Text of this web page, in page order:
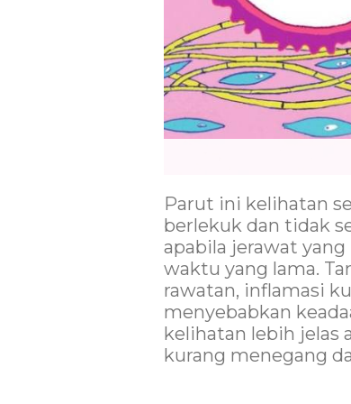
Parut ini kelihatan
berlekuk dan tidak
apabila jerawat
waktu yang lama.
rawatan, inflamasi
menyebabkan
kelihatan lebih jelas
kurang menegang